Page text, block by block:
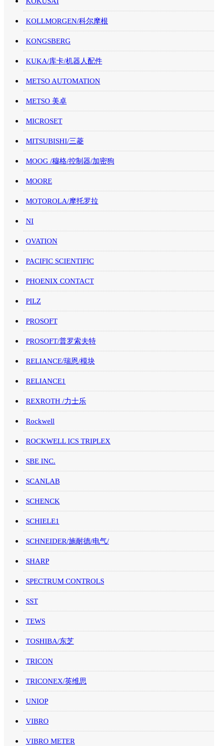
KOLLMORGEN/科尔摩根
KONGSBERG
KUKA/库卡/机器人配件
METSO AUTOMATION
METSO 美卓
MICROSET
MITSUBISHI/三菱
MOOG /穆格/控制器/加密狗
MOORE
MOTOROLA/摩托罗拉
NI
OVATION
PACIFIC SCIENTIFIC
PHOENIX CONTACT
PILZ
PROSOFT
PROSOFT/普罗索夫特
RELIANCE/瑞恩/模块
RELIANCE1
REXROTH /力士乐
Rockwell
ROCKWELL ICS TRIPLEX
SBE INC.
SCANLAB
SCHENCK
SCHIELE1
SCHNEIDER/施耐德/电气/
SHARP
SPECTRUM CONTROLS
SST
TEWS
TOSHIBA/东芝
TRICON
TRICONEX/英维思
UNIOP
VIBRO
VIBRO METER